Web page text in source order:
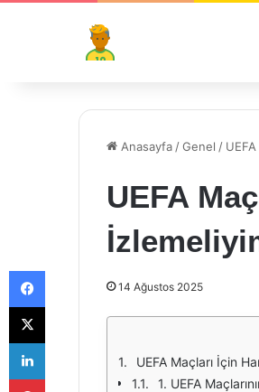
Anasayfa /Genel /
UEFA
14 Ağustos 2025
UEFA Maçları İçin
1. UEFA
Facebook
X
LinkedIn
Pinterest